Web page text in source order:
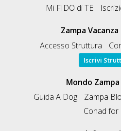
Mi FIDO di TE
Zampa
Accesso Struttura
Iscrivi
Mondo Zampa
Guida A Dog
Zampa
Conad for